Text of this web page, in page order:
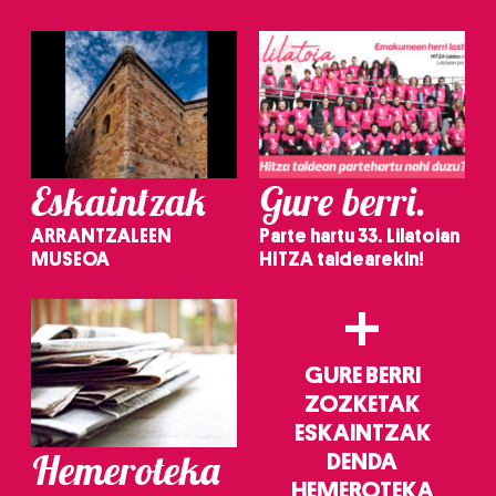
Eskaintzak
ARRANTZALEEN
MUSEOA
Gure berri.
Parte hartu 33. Lilatoian
HITZA taldearekin!
Hemeroteka
+
GURE BERRI
ZOZKETAK
ESKAINTZAK
DENDA
HEMEROTEKA